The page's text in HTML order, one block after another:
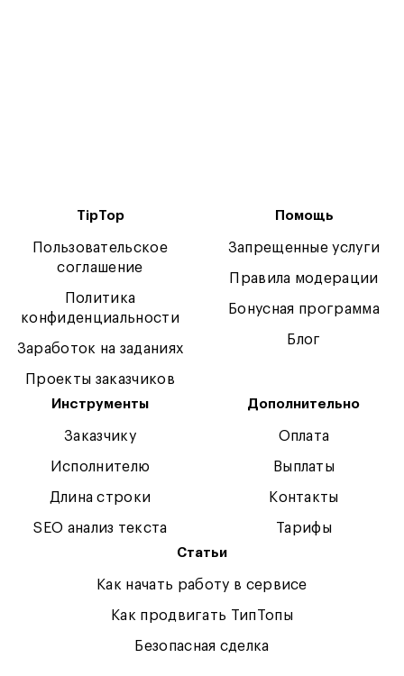
TipTop
Пользовательское
соглашение
Политика
конфиденциальности
Заработок на заданиях
Проекты заказчиков
Помощь
Запрещенные услуги
Правила модерации
Бонусная программа
Блог
Инструменты
Заказчику
Исполнителю
Длина строки
SEO анализ текста
Дополнительно
Оплата
Выплаты
Контакты
Тарифы
Статьи
Как начать работу в сервисе
Как продвигать ТипТопы
Безопасная сделка